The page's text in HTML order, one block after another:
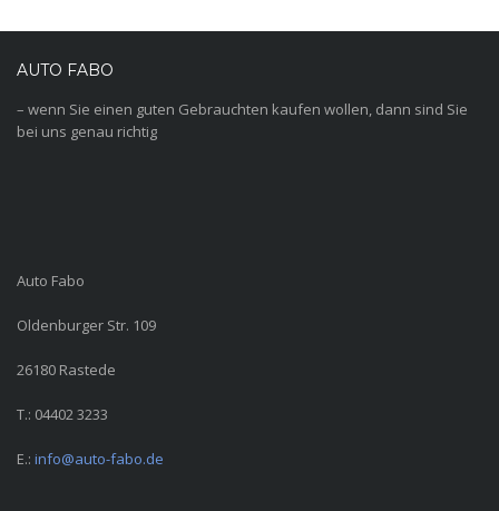
AUTO FABO
– wenn Sie einen guten Gebrauchten kaufen wollen, dann sind Sie
bei uns genau richtig
Auto Fabo
Oldenburger Str. 109
26180 Rastede
T.: 04402 3233
E.: info@auto-fabo.de